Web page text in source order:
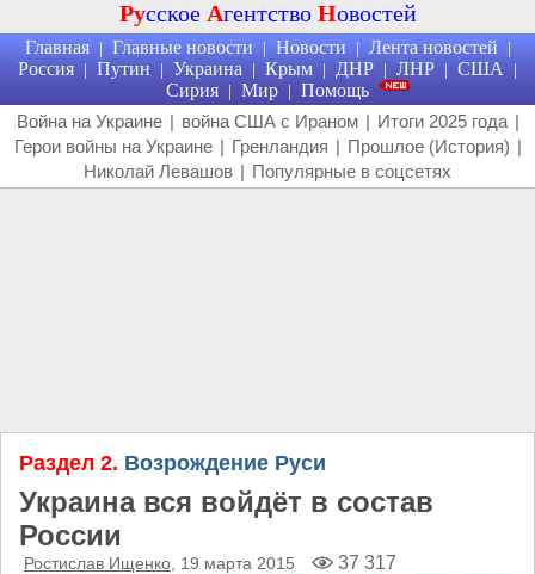
Русское Агентство Новостей
Главная | Главные новости | Новости | Лента новостей |
Россия | Путин | Украина | Крым | ДНР | ЛНР | США |
Сирия | Мир | Помощь
Война на Украине | война США с Ираном | Итоги 2025 года |
Герои войны на Украине | Гренландия | Прошлое (История) |
Николай Левашов | Популярные в соцсетях
Раздел 2. Возрождение Руси
Украина вся войдёт в состав
России
Ростислав Ищенко , 19 марта 2015 37 317